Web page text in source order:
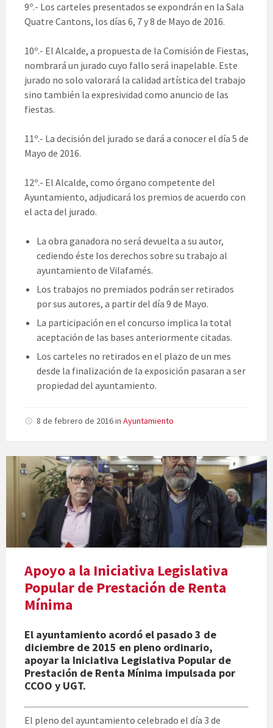
9º.- Los carteles presentados se expondrán en la Sala
Quatre Cantons, los días 6, 7 y 8 de Mayo de 2016.
10º.- El Alcalde, a propuesta de la Comisión de Fiestas,
nombrará un jurado cuyo fallo será inapelable. Este
jurado no solo valorará la calidad artística del trabajo
sino también la expresividad como anuncio de las
fiestas.
11º.- La decisión del jurado se dará a conocer el día 5 de
Mayo de 2016.
12º.- El Alcalde, como órgano competente del
Ayuntamiento, adjudicará los premios de acuerdo con
el acta del jurado.
La obra ganadora no será devuelta a su autor,
cediendo éste los derechos sobre su trabajo al
ayuntamiento de Vilafamés.
Los trabajos no premiados podrán ser retirados
por sus autores, a partir del día 9 de Mayo.
La participación en el concurso implica la total
aceptación de las bases anteriormente citadas.
Los carteles no retirados en el plazo de un mes
desde la finalización de la exposición pasaran a ser
propiedad del ayuntamiento.
8 de febrero de 2016in Ayuntamiento
Apoyo a la Iniciativa Legislativa
Popular de Prestación de Renta
Mínima
El ayuntamiento acordó el pasado 3 de
diciembre de 2015 en pleno ordinario,
apoyar la Iniciativa Legislativa Popular de
Prestación de Renta Mínima impulsada por
CCOO y UGT.
El pleno del ayuntamiento celebrado el día 3 de